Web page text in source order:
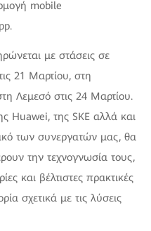
mobile
με στάσεις σε
21 Μαρτίου, στη
Λεμεσό στις 24 Μαρτίου.
Huawei, της SKE αλλά και
των συνεργατών μας, θα
την τεχνογνωσία τους,
και βέλτιστες πρακτικές
σχετικά με τις λύσεις